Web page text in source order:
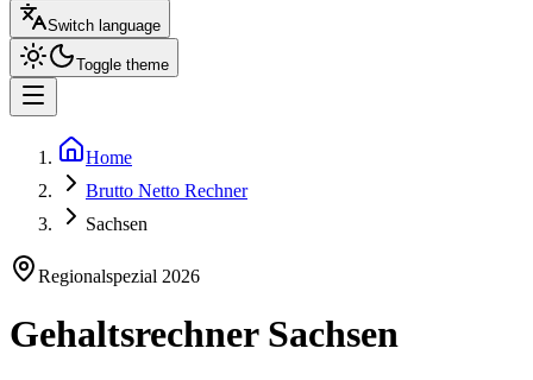
Switch language
Toggle theme
Home
Brutto Netto Rechner
Sachsen
Regionalspezial 2026
Gehaltsrechner Sachsen